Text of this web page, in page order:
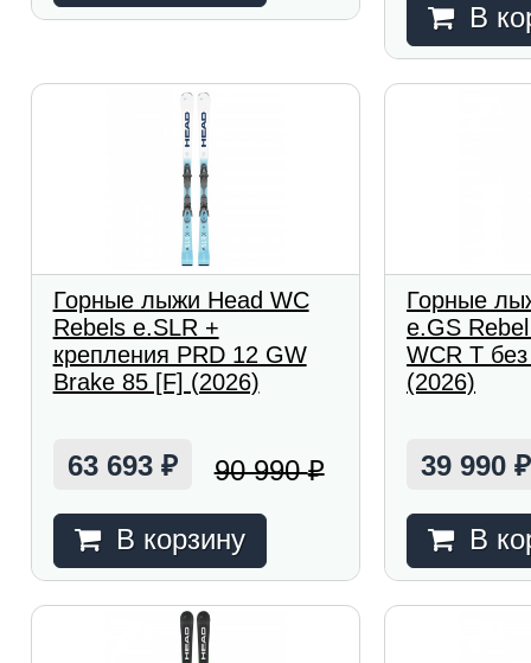
В
Горные лыжи Head WC
Rebels e.SLR +
крепления PRD 12 GW
Brake 85 [F] (2026)
63 693 ₽ 90 990₽
В корзину
Горные
e.GS
WCR T
(2026)
39 990₽
В